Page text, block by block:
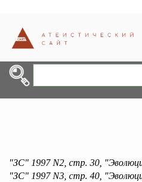
"ЗС" 1997 N2, стр. 30,
"ЗС" 1997 N3, стр. 40,